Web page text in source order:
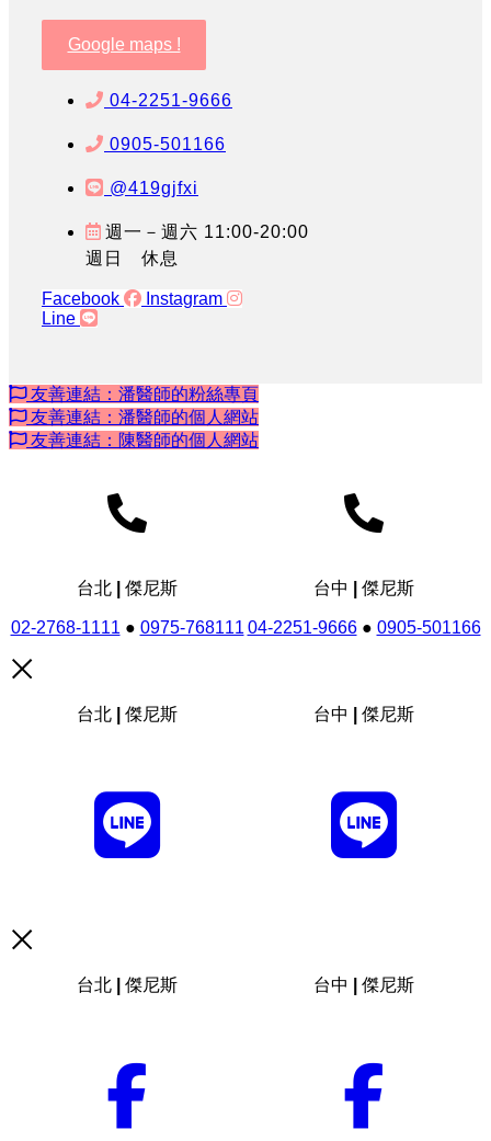
Google maps !
04-2251-9666
0905-501166
@419gjfxi
週一－週六 11:00-20:00
週日 休息
Facebook
Instagram
Line
友善連結：潘醫師的粉絲專頁
友善連結：潘醫師的個人網站
友善連結：陳醫師的個人網站
台北 | 傑尼斯
02-2768-1111 ● 0975-768111
台中 | 傑尼斯
04-2251-9666● 0905-501166
台北 | 傑尼斯 台中 | 傑尼斯
台北 | 傑尼斯 台中 | 傑尼斯